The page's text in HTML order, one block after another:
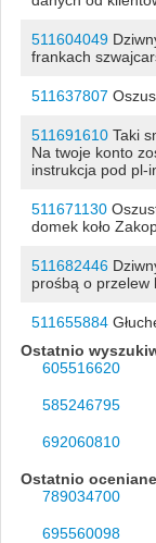
511604049
frankach
511637807
511691610Taki
Na twoje konto
instrukcja pod pl-
511671130
domek koło
511682446
prośbą o przelew
511655884
Ostatnio
605516620
585246795
692060810
Ostatnio
789034700
695560098